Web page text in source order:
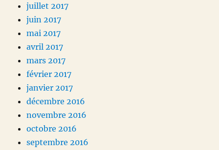
juillet 2017
juin 2017
mai 2017
avril 2017
mars 2017
février 2017
janvier 2017
décembre 2016
novembre 2016
octobre 2016
septembre 2016